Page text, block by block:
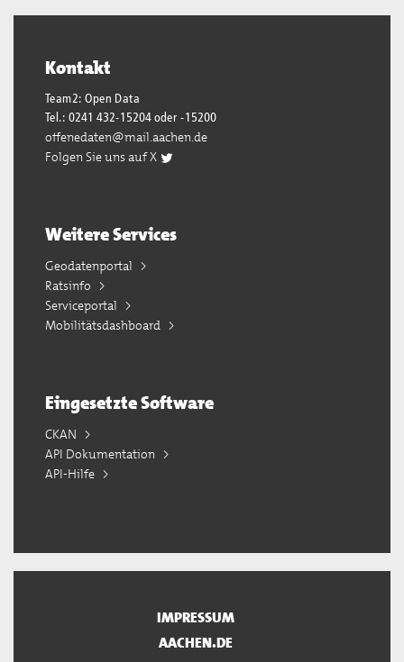
Kontakt
Team2: Open Data
Tel.: 0241 432-15204 oder -15200
offenedaten@mail.aachen.de
Folgen Sie uns auf X
Weitere Services
Geodatenportal
Ratsinfo
Serviceportal
Mobilitätsdashboard
Eingesetzte Software
CKAN
API Dokumentation
API-Hilfe
IMPRESSUM
AACHEN.DE